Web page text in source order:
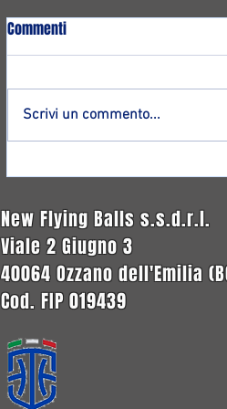
Commenti
Scrivi un commento...
New Flying Balls s.s.d.r.l.
Viale 2 Giugno 3
40064 Ozzano dell'Emilia
Cod. FIP 019439